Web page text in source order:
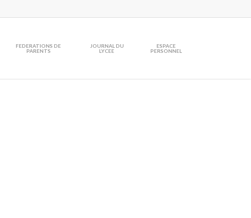
FEDERATIONS DE
PARENTS
JOURNAL DU
LYCEE
ESPACE
PERSONNEL